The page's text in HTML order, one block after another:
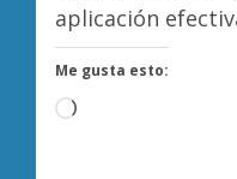
aplicación
Me gusta esto:
Cargando...